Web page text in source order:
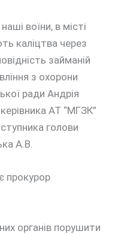
воїни, в місті
каліцтва через
займаній
з охорони
ради Андрія
АТ “МГЗК”
голови
А.В.
прокурор
органів порушити